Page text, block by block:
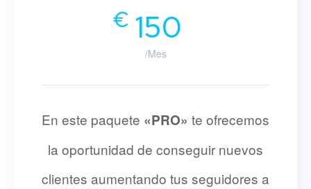
€ 150
/Mes
En este paquete «PRO» te ofrecemos
la oportunidad de conseguir nuevos
clientes aumentando tus seguidores a